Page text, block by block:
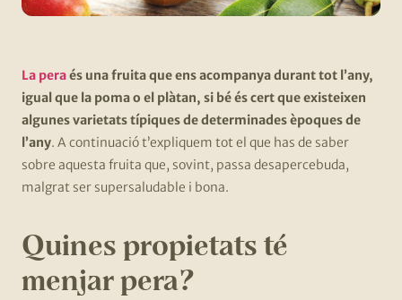
La peraés una fruita que ens acompanya durant tot l’any,
igual que la poma o el plàtan, si bé és cert que existeixen
algunes varietats típiques de determinades èpoques de
l’any. A continuació t’expliquem tot el que has de saber
sobre aquesta fruita que, sovint, passa desapercebuda,
malgrat ser supersaludable i bona.
Quines propietats té
menjar pera?